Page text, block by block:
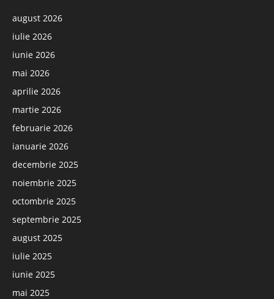
august 2026
iulie 2026
iunie 2026
mai 2026
aprilie 2026
martie 2026
februarie 2026
ianuarie 2026
decembrie 2025
noiembrie 2025
octombrie 2025
septembrie 2025
august 2025
iulie 2025
iunie 2025
mai 2025